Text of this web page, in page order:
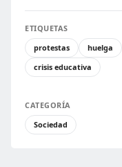
ETIQUETAS
protestas
huelga
crisis educativa
CATEGORÍA
Sociedad